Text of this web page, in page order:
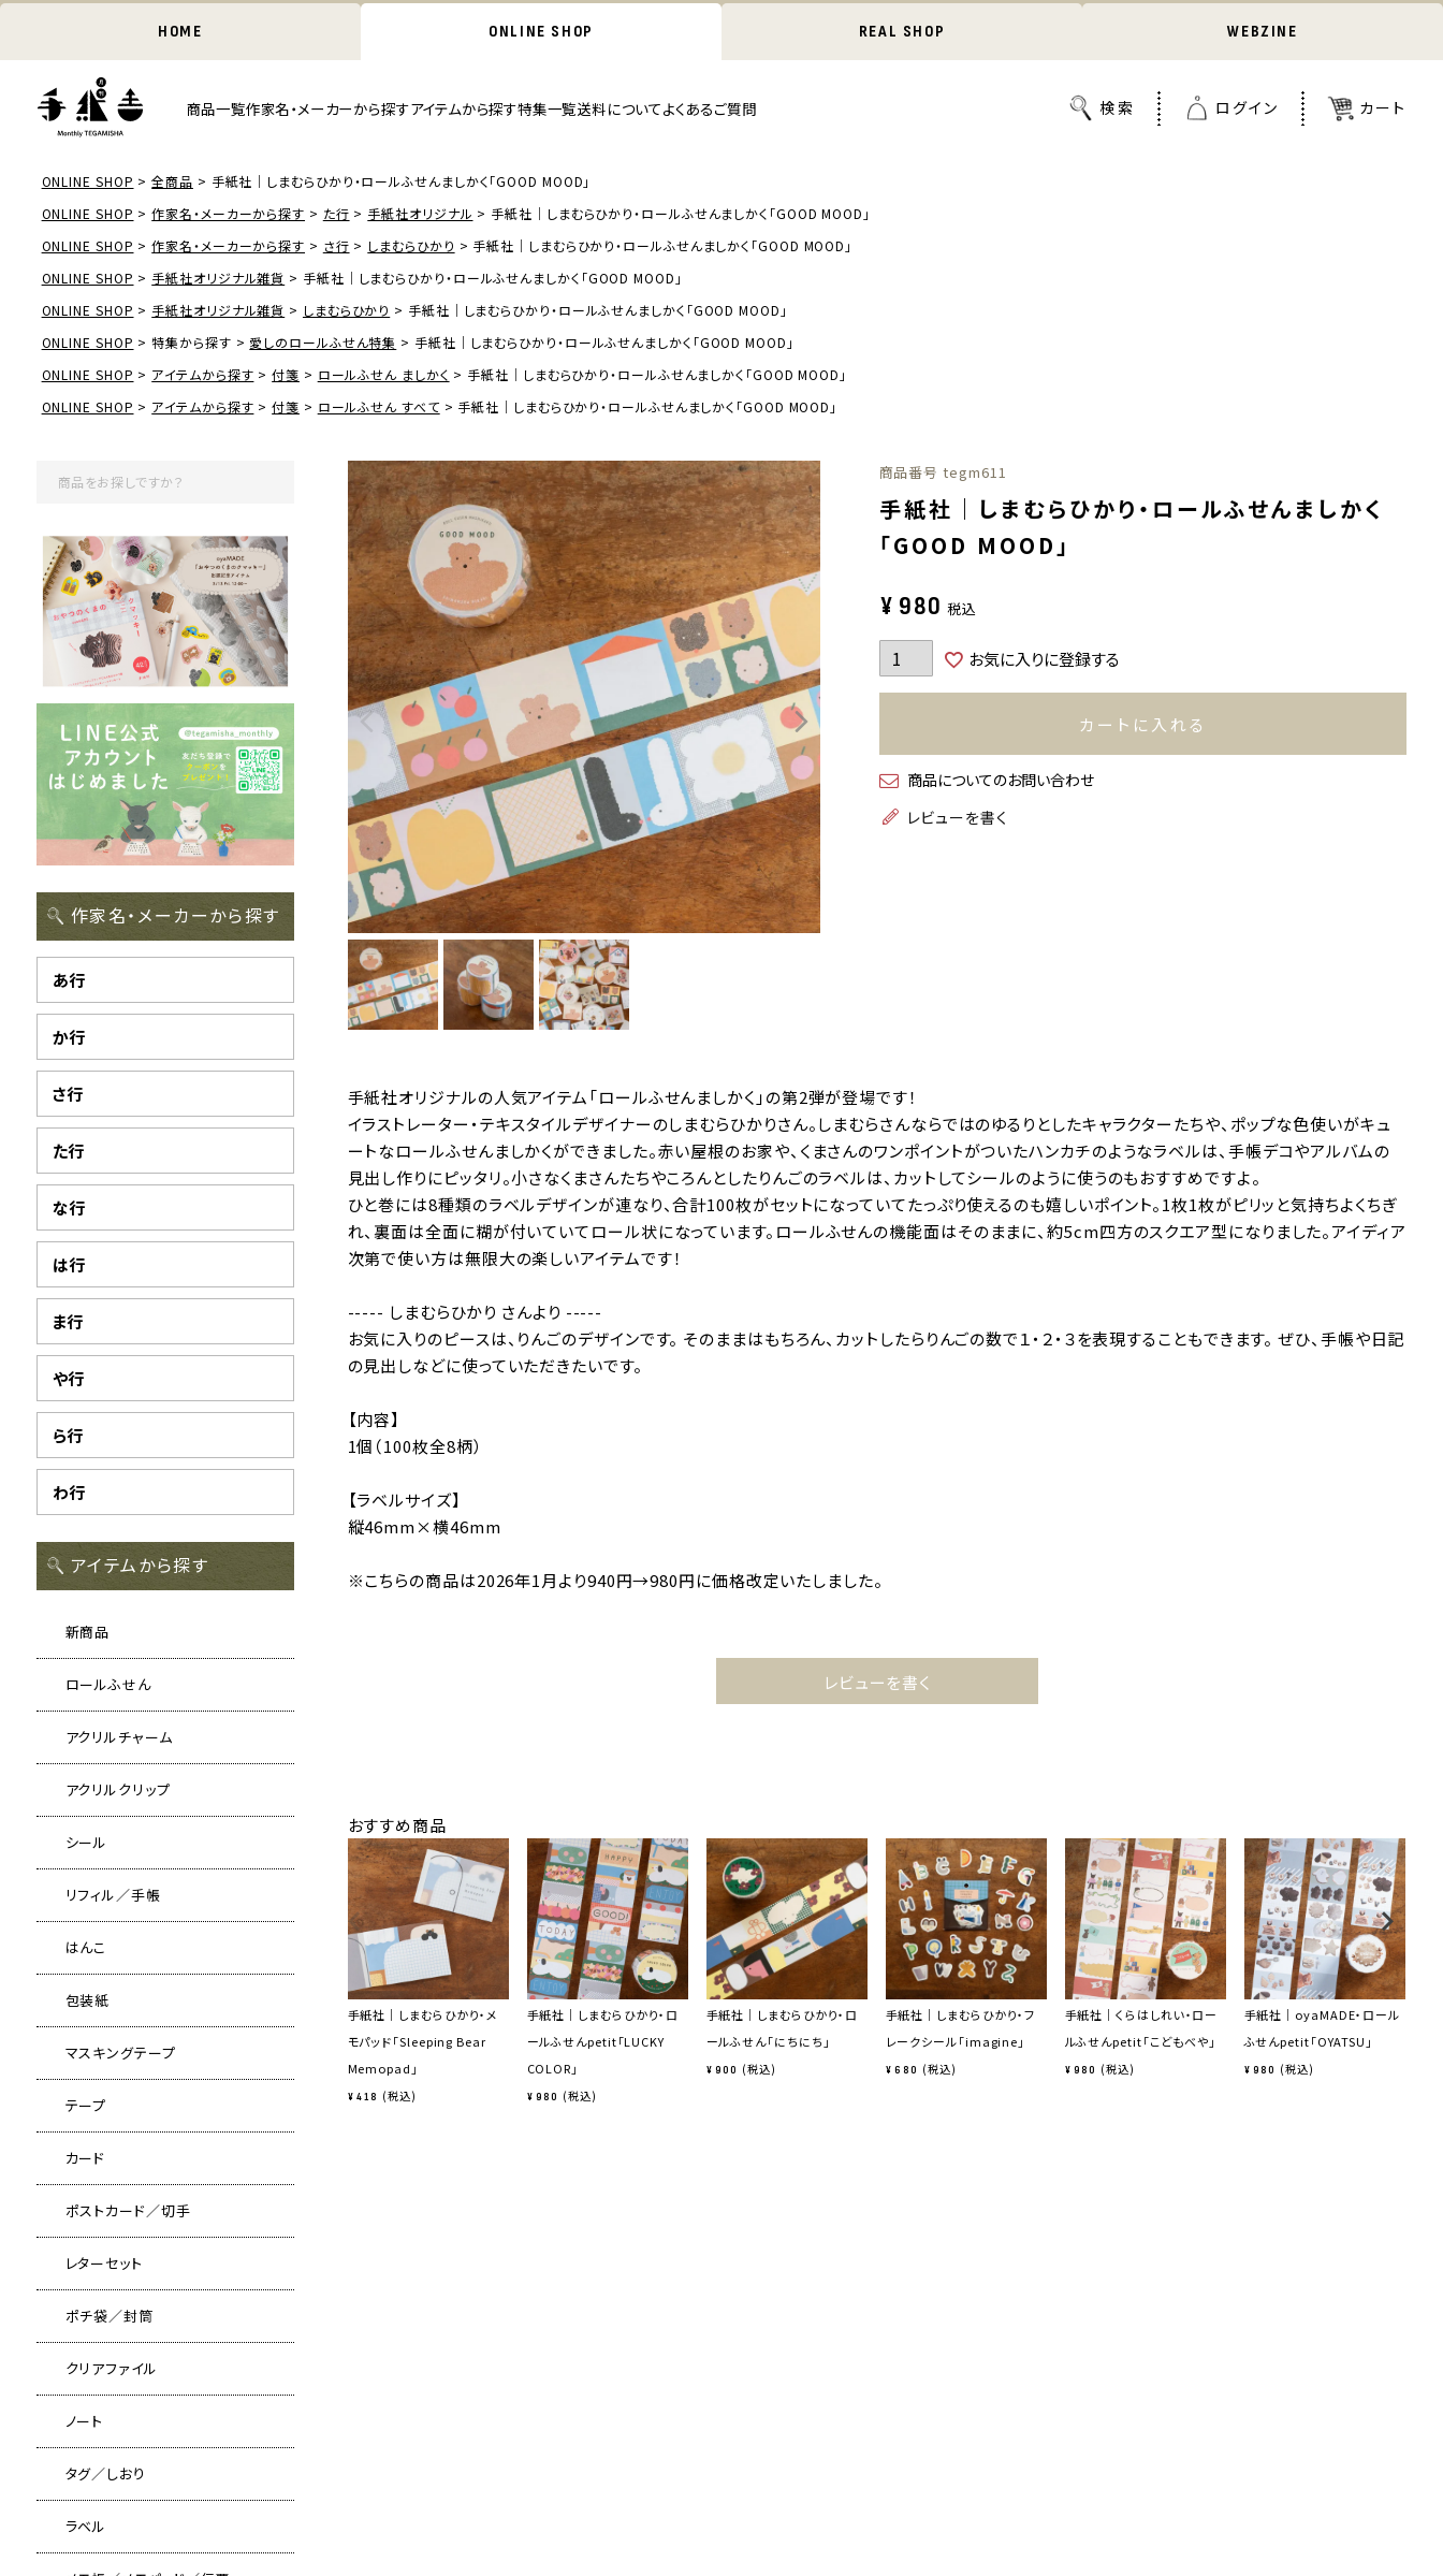
HOME ONLINE SHOP REAL SHOP WEBZINE
商品一覧作家名・メーカーから探すアイテムから探す特集一覧送料についてよくあるご質問
ONLINE SHOP 全商品
手紙社｜しまむらひかり・ロールふせんましかく「GOOD MOOD」
ONLINE SHOP
作家名・メーカーから探す た行 手紙社オリジナル
手紙社｜しまむらひかり・ロールふせんましかく「GOOD MOOD」
ONLINE SHOP
作家名・メーカーから探す さ行 しまむらひかり
手紙社｜しまむらひかり・ロールふせんましかく「GOOD MOOD」
ONLINE SHOP
手紙社オリジナル雑貨
手紙社｜しまむらひかり・ロールふせんましかく「GOOD MOOD」
ONLINE SHOP
手紙社オリジナル雑貨 しまむらひかり
手紙社｜しまむらひかり・ロールふせんましかく「GOOD MOOD」
ONLINE SHOP
特集から探す 愛しのロールふせん特集
手紙社｜しまむらひかり・ロールふせんましかく「GOOD MOOD」
ONLINE SHOP
アイテムから探す 付箋 ロールふせん ましかく
手紙社｜しまむらひかり・ロールふせんましかく「GOOD MOOD」
ONLINE SHOP
アイテムから探す 付箋 ロールふせん すべて 手紙社｜しまむらひかり・ロールふせんましかく「GOOD MOOD」
作家名・メーカーから探す
あ行
か行
さ行
た行
な行
は行
ま行
や行
ら行
わ行
アイテムから探す
新商品
ロールふせん
アクリルチャーム
アクリルクリップ
シール
リフィル／手帳
はんこ
包装紙
マスキングテープ
テープ
カード
ポストカード／切手
レターセット
ポチ袋／封筒
クリアファイル
ノート
タグ／しおり
ラベル
商品番号 tegm611
手紙社｜しまむらひかり・ロールふせんましかく
「GOOD MOOD」
¥ 980 税込
お気に入りに登録する
カートに入れる
商品についてのお問い合わせ
レビューを書く
手紙社オリジナルの人気アイテム「ロールふせんましかく」の第2弾が登場です！
イラストレーター・テキスタイルデザイナーのしまむらひかりさん。しまむらさんならではのゆるりとしたキャラクターたちや、ポップな色使いがキュ
ートなロールふせんましかくができました。赤い屋根のお家や、くまさんのワンポイントがついたハンカチのようなラベルは、手帳デコやアルバムの
見出し作りにピッタリ。小さなくまさんたちやころんとしたりんごのラベルは、カットしてシールのように使うのもおすすめですよ。
ひと巻には8種類のラベルデザインが連なり、合計100枚がセットになっていてたっぷり使えるのも嬉しいポイント。1枚1枚がピリッと気持ちよくちぎ
れ、裏面は全面に糊が付いていてロール状になっています。ロールふせんの機能面はそのままに、約5cm四方のスクエア型になりました。アイディア
次第で使い方は無限大の楽しいアイテムです！
----- しまむらひかり さんより -----
お気に入りのピースは、りんごのデザインです。 そのままはもちろん、カットしたらりんごの数で１・２・３を表現することもできます。 ぜひ、手帳や日記
の見出しなどに使っていただきたいです。
【内容】
1個（100枚全8柄）
【ラベルサイズ】
縦46mm×横46mm
※こちらの商品は2026年1月より940円→980円に価格改定いたしました。
レビューを書く
おすすめ商品
手紙社｜しまむらひかり・メ
モパッド「Sleeping Bear
Memopad」
¥ 418 税込
手紙社｜しまむらひかり・ロ
ールふせんpetit「LUCKY
COLOR」
¥ 980 税込
手紙社｜しまむらひかり・ロ
ールふせん「にちにち」
¥ 900 税込
手紙社｜しまむらひかり・フ
レークシール「imagine」
¥ 680 税込
手紙社｜くらはしれい・ロー
ルふせんpetit「こどもべや」
¥ 980 税込
手紙社｜oyaMADE・ロール
ふせんpetit「OYATSU」
¥ 980 税込